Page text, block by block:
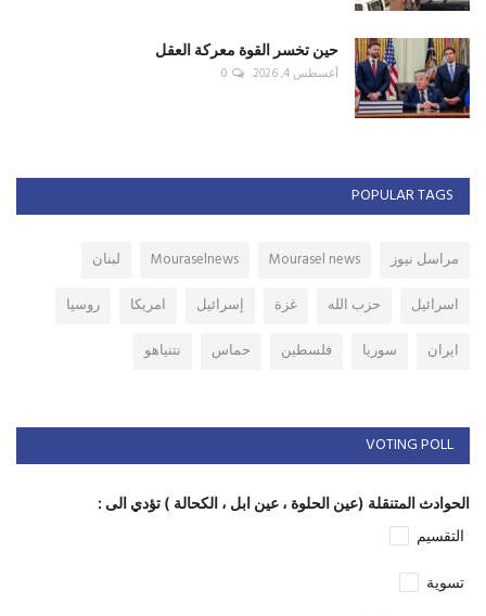
حين تخسر القوة معركة العقل
أغسطس 4, 2026 0
POPULAR TAGS
مراسل نيوز Mourasel news
Mouraselnews
لبنان
اسرائيل
حزب الله غزة إسرائيل امريكا
روسيا
ايران
سوريا فلسطين حماس نتنياهو
VOTING POLL
الحوادث المتنقلة (عين الحلوة ، عين ابل ، الكحالة ) تؤدي الى :
التقسيم
تسوية